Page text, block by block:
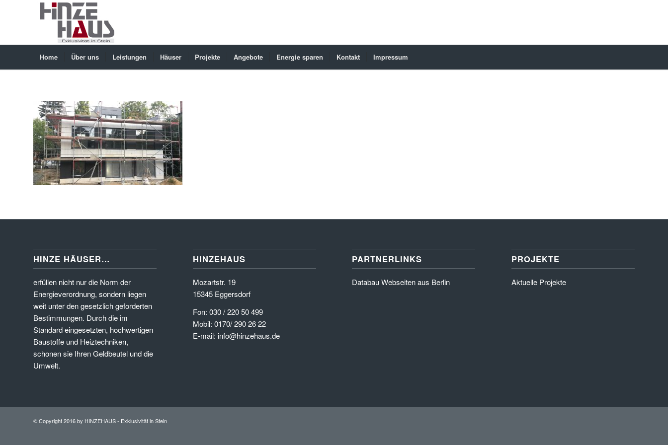
Home Über uns Leistungen Häuser Projekte Angebote Energie sparen Kontakt Impressum
HINZE HÄUSER…
erfüllen nicht nur die Norm der
Energieverordnung, sondern liegen
weit unter den gesetzlich geforderten
Bestimmungen. Durch die im
Standard eingesetzten, hochwertigen
Baustoffe und Heiztechniken,
schonen sie Ihren Geldbeutel und die
Umwelt.
HINZEHAUS
Mozartstr. 19
15345 Eggersdorf
Fon: 030 / 220 50 499
Mobil: 0170/ 290 26 22
E-mail: info@hinzehaus.de
PARTNERLINKS
Databau Webseiten aus Berlin
PROJEKTE
Aktuelle Projekte
© Copyright 2016 by HINZEHAUS - Exklusivität in Stein